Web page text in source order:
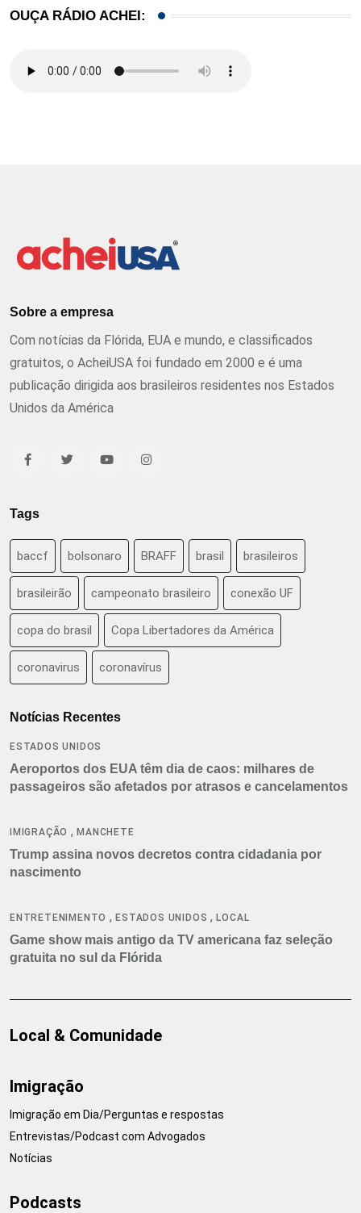
OUÇA RÁDIO ACHEI:
Sobre a empresa
Com notícias da Flórida, EUA e mundo, e classificados
gratuitos, o AcheiUSA foi fundado em 2000 e é uma
publicação dirigida aos brasileiros residentes nos Estados
Unidos da América
Tags
baccf bolsonaro BRAFF brasil brasileiros
brasileirão campeonato brasileiro conexão UF
copa do brasil Copa Libertadores da América
coronavirus coronavírus
Notícias Recentes
ESTADOS UNIDOS
Aeroportos dos EUA têm dia de caos: milhares de
passageiros são afetados por atrasos e cancelamentos
IMIGRAÇÃO ,MANCHETE
Trump assina novos decretos contra cidadania por
nascimento
ENTRETENIMENTO ,ESTADOS UNIDOS ,LOCAL
Game show mais antigo da TV americana faz seleção
gratuita no sul da Flórida
Local & Comunidade
Imigração
Imigração em Dia/Perguntas e respostas
Entrevistas/Podcast com Advogados
Notícias
Podcasts